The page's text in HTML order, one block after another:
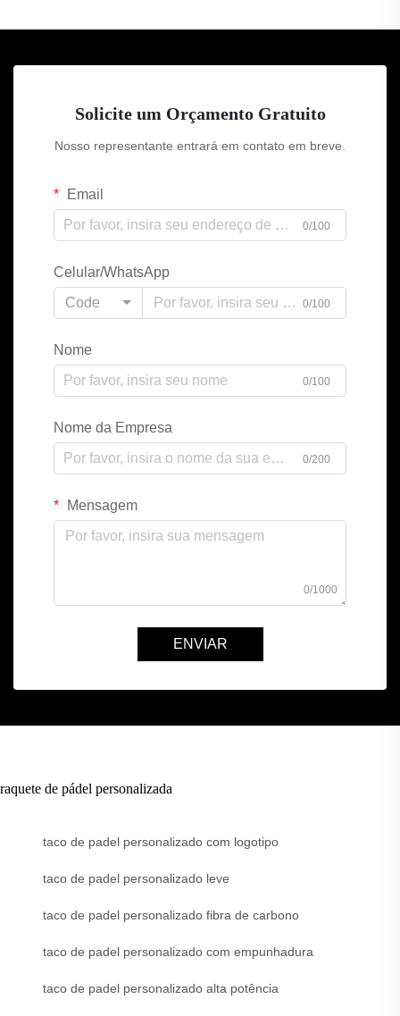
Solicite um Orçamento Gratuito
Nosso representante entrará em contato em breve.
Email
0/100
Celular/WhatsApp
Code
0/100
Nome
0/100
Nome da Empresa
0/200
Mensagem
0/1000
ENVIAR
raquete de pádel personalizada
taco de padel personalizado com logotipo
taco de padel personalizado leve
taco de padel personalizado fibra de carbono
taco de padel personalizado com empunhadura
taco de padel personalizado alta potência